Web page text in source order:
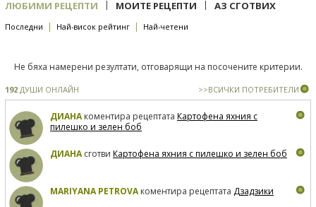
ЛЮБИМИ РЕЦЕПТИ | МОИТЕ РЕЦЕПТИ | АЗ СГОТВИХ
Последни | Най-висок рейтинг | Най-четени
Не бяха намерени резултати, отговарящи на посочените критерии.
192 ДУШИ ОНЛАЙН >>ВСИЧКИ ПОТРЕБИТЕЛИ
ДИАНАкоментира рецептата Картофена яхния с
пилешко и зелен боб
ДИАНАсготви Картофена яхния с пилешко и зелен боб
MARIYANA PETROVAкоментира рецептата Дзадзики